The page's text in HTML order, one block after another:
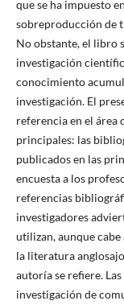
que se ha impuesto
sobreproducción de
No obstante, el libro
investigación
conocimiento
investigación. El
referencia en el área
principales: las
publicados en las
encuesta a los
referencias
investigadores
utilizan, aunque
la literatura
autoría se refiere.
investigación de